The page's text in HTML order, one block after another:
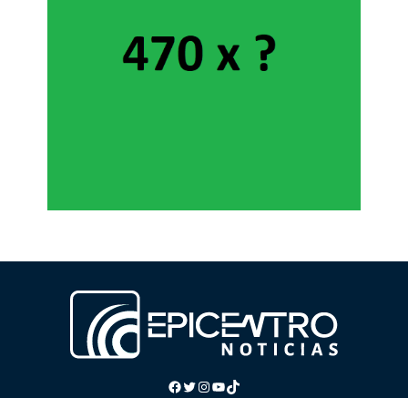
Facebook
Twitter
Instagram
YouTube
TikTok